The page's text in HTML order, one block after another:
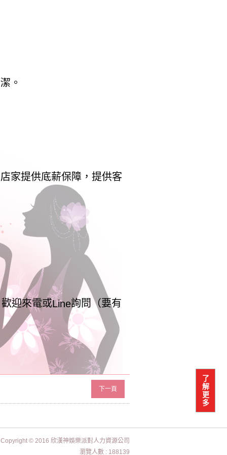
。
家提供底薪保障，提供客
迎來電或Line詢問（要有
下一頁
了
解
更
多
Copyright © 2016 欣漢神娛樂派對人力資源公司
瀏覽人數 : 188139